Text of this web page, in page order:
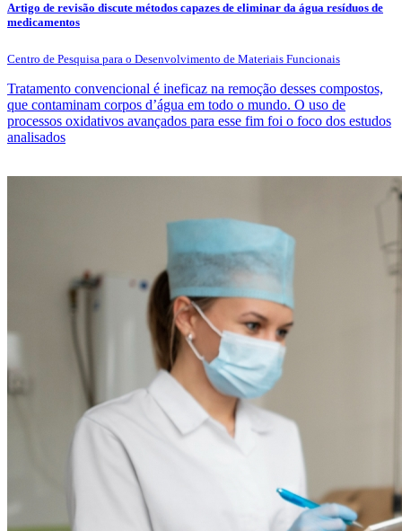
Artigo de revisão discute métodos capazes de eliminar da água resíduos de
medicamentos
Centro de Pesquisa para o Desenvolvimento de Materiais Funcionais
Tratamento convencional é ineficaz na remoção desses compostos,
que contaminam corpos d’água em todo o mundo. O uso de
processos oxidativos avançados para esse fim foi o foco dos estudos
analisados